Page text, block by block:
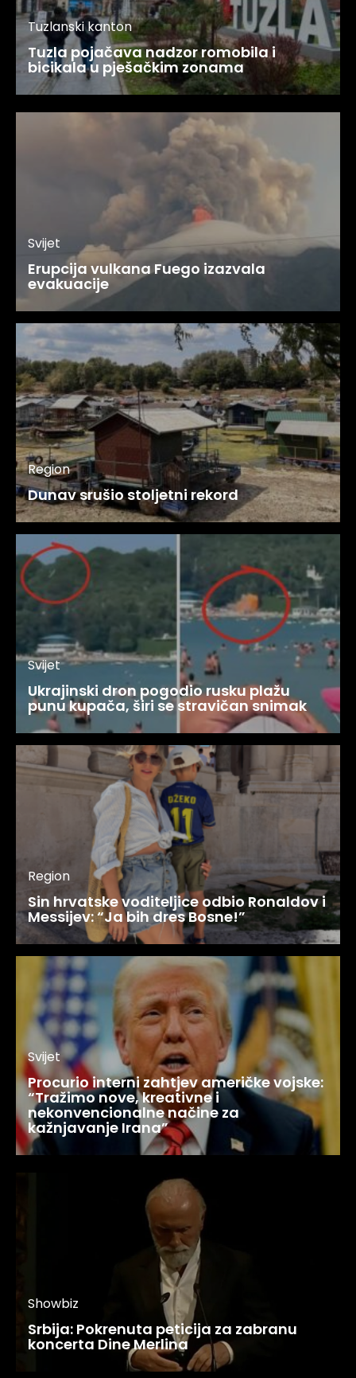
Tuzlanski kanton
Tuzla pojačava nadzor romobila i
bicikala u pješačkim zonama
Svijet
Erupcija vulkana Fuego izazvala
evakuacije
Region
Dunav srušio stoljetni rekord
Svijet
Ukrajinski dron pogodio rusku plažu
punu kupača, širi se stravičan snimak
Region
Sin hrvatske voditeljice odbio Ronaldov i
Messijev: “Ja bih dres Bosne!”
Svijet
Procurio interni zahtjev američke vojske:
“Tražimo nove, kreativne i
nekonvencionalne načine za
kažnjavanje Irana”
Showbiz
Srbija: Pokrenuta peticija za zabranu
koncerta Dine Merlina